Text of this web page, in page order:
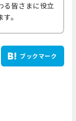
る皆さまに役立
。
ブックマーク